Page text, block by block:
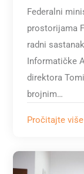
Federalni
prostorijama
radni
Informatičke
direktora
brojnim…
Pročitajte više